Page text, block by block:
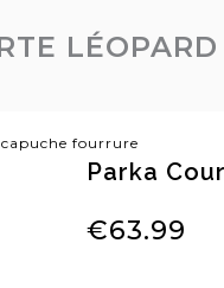
fourrure
Parka
€63.99